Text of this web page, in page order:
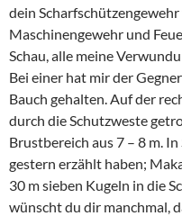
dein
Maschinengewehr und
Schau, alle meine
Bei einer hat mir der
Bauch gehalten. Auf der
durch die Schutzweste
Brustbereich aus 7 – 8 m.
gestern erzählt haben;
30 m sieben Kugeln in die
wünscht du dir manchmal,